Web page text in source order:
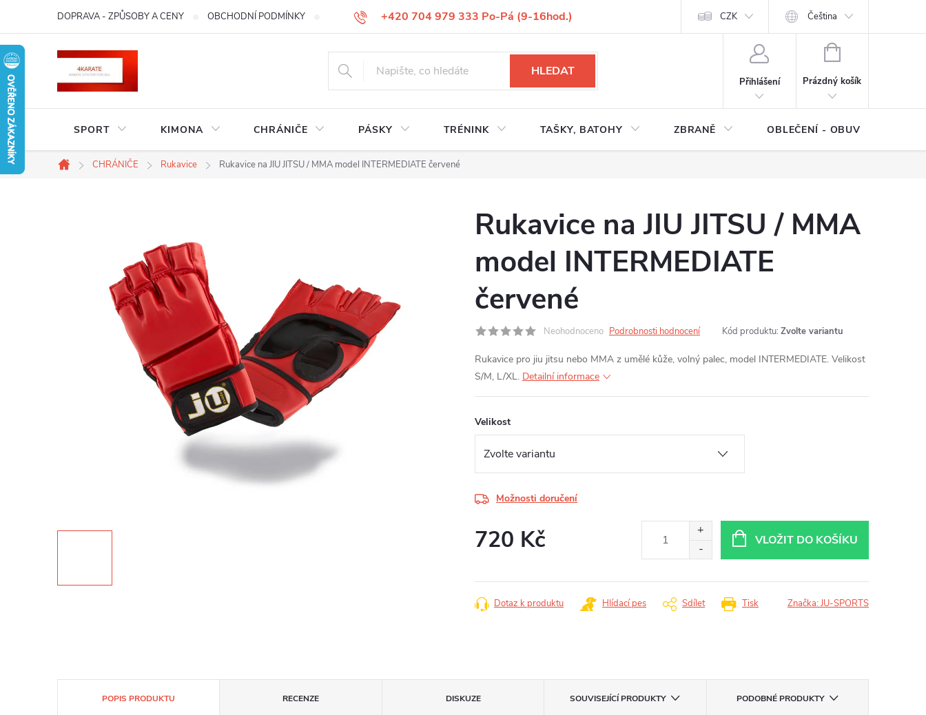
obsah
+420 704 979 333 Po-Pá (9-16hod.)
DOPRAVA - ZPŮSOBY A CENY OBCHODNÍ PODMÍNKY VÝMĚNA ZBOŽÍ REKLAMACE ZBOŽÍ ODSTOUPENÍ OD KUPNÍ SMLOUVY OCHRANA OSOBNÍCH DAT Moje objednávka
CZK Čeština
HLEDAT
Přihlášení
NÁKUPNÍ
Prázdný košík
SPORT KIMONA CHRÁNIČE PÁSKY TRÉNINK TAŠKY, BATOHY ZBRANĚ OBLEČENÍ - OBUV
Domů
CHRÁNIČE Rukavice Rukavice na JIU JITSU / MMA model INTERMEDIATE červené
Rukavice na JIU JITSU / MMA
model INTERMEDIATE
červené
Neohodnoceno Podrobnosti hodnocení Kód produktu: Zvolte variantu
Rukavice pro jiu jitsu nebo MMA z umělé kůže, volný palec, model INTERMEDIATE. Velikost
S/M, L/XL. Detailní informace
Velikost
Možnosti doručení
720 Kč VLOŽIT DO KOŠÍKU
Tisk
Dotaz k produktu Hlídací pes Sdílet Značka:JU-SPORTS
POPIS PRODUKTU RECENZE DISKUZE SOUVISEJÍCÍ PRODUKTY PODOBNÉ PRODUKTY